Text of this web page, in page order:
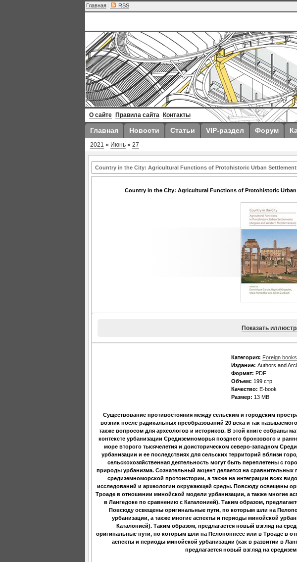
Главная | RSS
О сайте Правила сайта Контакты
Главная Новости Статьи VIP-раздел Форум
2021 » Июнь » 27
Country in the City: Agricultural Functions of Protohistoric Urban
Country in the City: Agricultural Functions of Protohistoric Urban
Показать
Категория: Foreign books
Издание: Authors and
Формат: PDF
Объем: 199 стр.
Качество: E-book
Размер: 13 МВ
Существование противостояния между сельским и городским
возник после радикальных преобразований 20 века и так
также вопросом для археологов и историков. В этой книге собраны
контексте урбанизации Средиземноморья позднего бронзового и
море второго тысячелетия и доисторическом северо-западном
урбанизации и ее последствиях для сельских территорий вблизи
сельскохозяйственная деятельность могут быть переплетены с
природы урбанизма. Сознательный акцент делается на
средиземноморской протоистории, а также на интеграции всех
исследований и археологии окружающей среды. Повсюду освещены
Троаде в отношении минойской модели урбанизации, а также многие
в Лангедоке по сравнению с Каталонией). Таким образом,
Повсюду освещены оригинальные пути, по которым шли на
урбанизации, а также многие аспекты и периоды минойской
Каталонией). Таким образом, предлагается новый взгляд на
оригинальные пути, по которым шли на Пелопоннесе или в Троаде в
аспекты и периоды минойской урбанизации (как в развитии в
предлагается новый взгляд на